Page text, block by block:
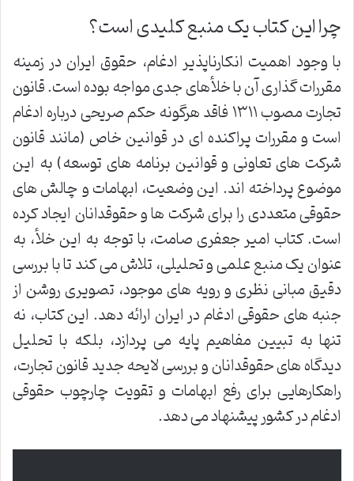
چرا این کتاب یک منبع کلیدی است؟
با وجود اهمیت انکارناپذیر ادغام، حقوق ایران در زمینه
مقررات گذاری آن با خلأهای جدی مواجه بوده است. قانون
تجارت مصوب ۱۳۱۱ فاقد هرگونه حکم صریحی درباره ادغام
است و مقررات پراکنده ای در قوانین خاص (مانند قانون
شرکت های تعاونی و قوانین برنامه های توسعه) به این
موضوع پرداخته اند. این وضعیت، ابهامات و چالش های
حقوقی متعددی را برای شرکت ها و حقوقدانان ایجاد کرده
است. کتاب امیر جعفری صامت، با توجه به این خلأ، به
عنوان یک منبع علمی و تحلیلی، تلاش می کند تا با بررسی
دقیق مبانی نظری و رویه های موجود، تصویری روشن از
جنبه های حقوقی ادغام در ایران ارائه دهد. این کتاب، نه
تنها به تبیین مفاهیم پایه می پردازد، بلکه با تحلیل
دیدگاه های حقوقدانان و بررسی لایحه جدید قانون تجارت،
راهکارهایی برای رفع ابهامات و تقویت چارچوب حقوقی
ادغام در کشور پیشنهاد می دهد.